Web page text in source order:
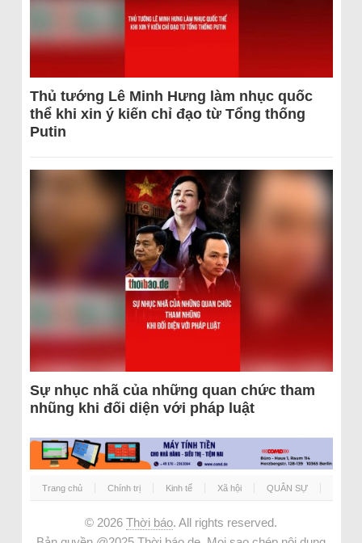
Thủ tướng Lê Minh Hưng làm nhục quốc
thể khi xin ý kiến chỉ đạo từ Tổng thống
Putin
Sự nhục nhã của những quan chức tham
nhũng khi đối diện với pháp luật
Trang chủ Chính trị Kinh tế Xã hội QUÂN SỰ
© 2026 Thời báo. All rights reserved.